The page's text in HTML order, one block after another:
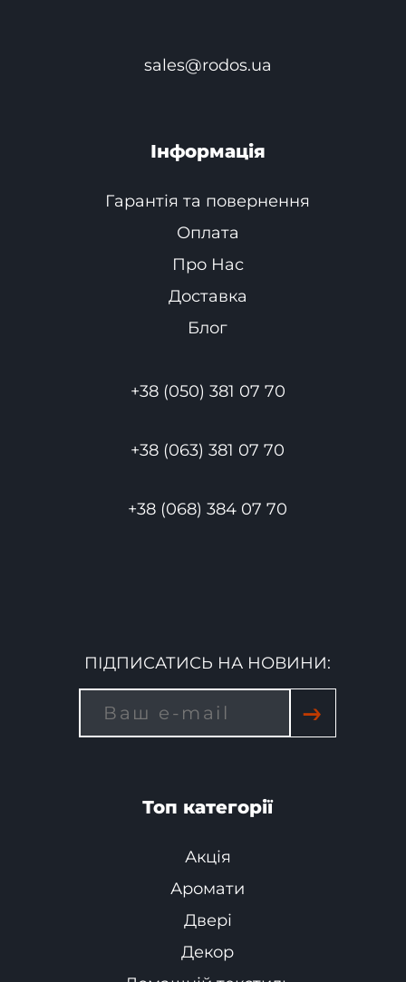
sales@rodos.ua
Інформація
Гарантія та повернення
Оплата
Про Нас
Доставка
Блог
+38 (050) 381 07 70
+38 (063) 381 07 70
+38 (068) 384 07 70
ПІДПИСАТИСЬ НА НОВИНИ:
→
Топ категорії
Акція
Аромати
Двері
Декор